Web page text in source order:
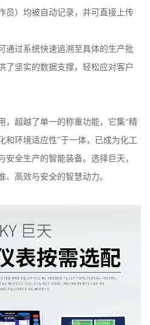
员）均被自动记录，并可直接上传
通过系统快速追溯至具体的生产批
了坚实的数据支撑，轻松应对客户
，超越了单一的称重功能，它集“精
和环境适应性”于一体，已成为化工
全生产的智能装备。选择巨天，
高效与安全的智慧动力。